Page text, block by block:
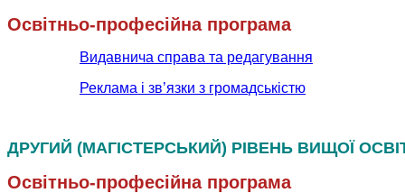
Освітньо-професійна програма
Видавнича справа та редагування
Реклама і зв’язки з громадськістю
ДРУГИЙ (МАГІСТЕРСЬКИЙ) РІВЕНЬ ВИЩОЇ
Освітньо-професійна програма